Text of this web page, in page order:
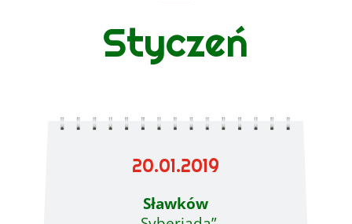
Styczeń
20.01.2019
Sławków